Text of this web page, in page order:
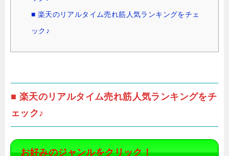
■ 楽天のリアルタイム売れ筋人気ランキングをチェ
ック♪
■ 楽天のリアルタイム売れ筋人気ランキングをチ
ェック♪
お好みのジャンルをクリック！